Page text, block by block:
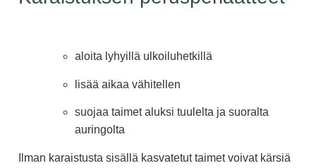
aloita lyhyillä ulkoiluhetkillä
lisää aikaa vähitellen
suojaa taimet aluksi tuulelta ja suoralta
auringolta
Ilman karaistusta sisällä kasvatetut taimet voivat kärsiä